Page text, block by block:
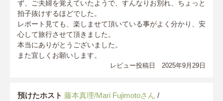
ず、ご夫婦を覚えていたようで、すんなりお別れ、ちょっと
拍子抜けするほどでした。
レポート見ても、楽しませて頂いている事がよく分かり、安
心して旅行させて頂きました。
本当にありがとうございました。
また宜しくお願いします。
レビュー投稿日 2025年9月29日
預けたホスト 藤本真理/Mari Fujimotoさん /